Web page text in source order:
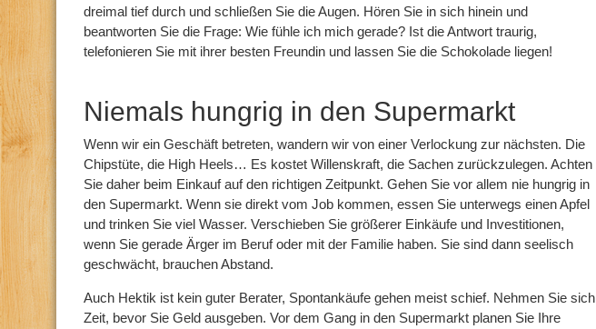
dreimal tief durch und schließen Sie die Augen. Hören Sie in sich hinein und
beantworten Sie die Frage: Wie fühle ich mich gerade? Ist die Antwort traurig,
telefonieren Sie mit ihrer besten Freundin und lassen Sie die Schokolade liegen!
Niemals hungrig in den Supermarkt
Wenn wir ein Geschäft betreten, wandern wir von einer Verlockung zur nächsten. Die
Chipstüte, die High Heels… Es kostet Willenskraft, die Sachen zurückzulegen. Achten
Sie daher beim Einkauf auf den richtigen Zeitpunkt. Gehen Sie vor allem nie hungrig in
den Supermarkt. Wenn sie direkt vom Job kommen, essen Sie unterwegs einen Apfel
und trinken Sie viel Wasser. Verschieben Sie größerer Einkäufe und Investitionen,
wenn Sie gerade Ärger im Beruf oder mit der Familie haben. Sie sind dann seelisch
geschwächt, brauchen Abstand.
Auch Hektik ist kein guter Berater, Spontankäufe gehen meist schief. Nehmen Sie sich
Zeit, bevor Sie Geld ausgeben. Vor dem Gang in den Supermarkt planen Sie Ihre